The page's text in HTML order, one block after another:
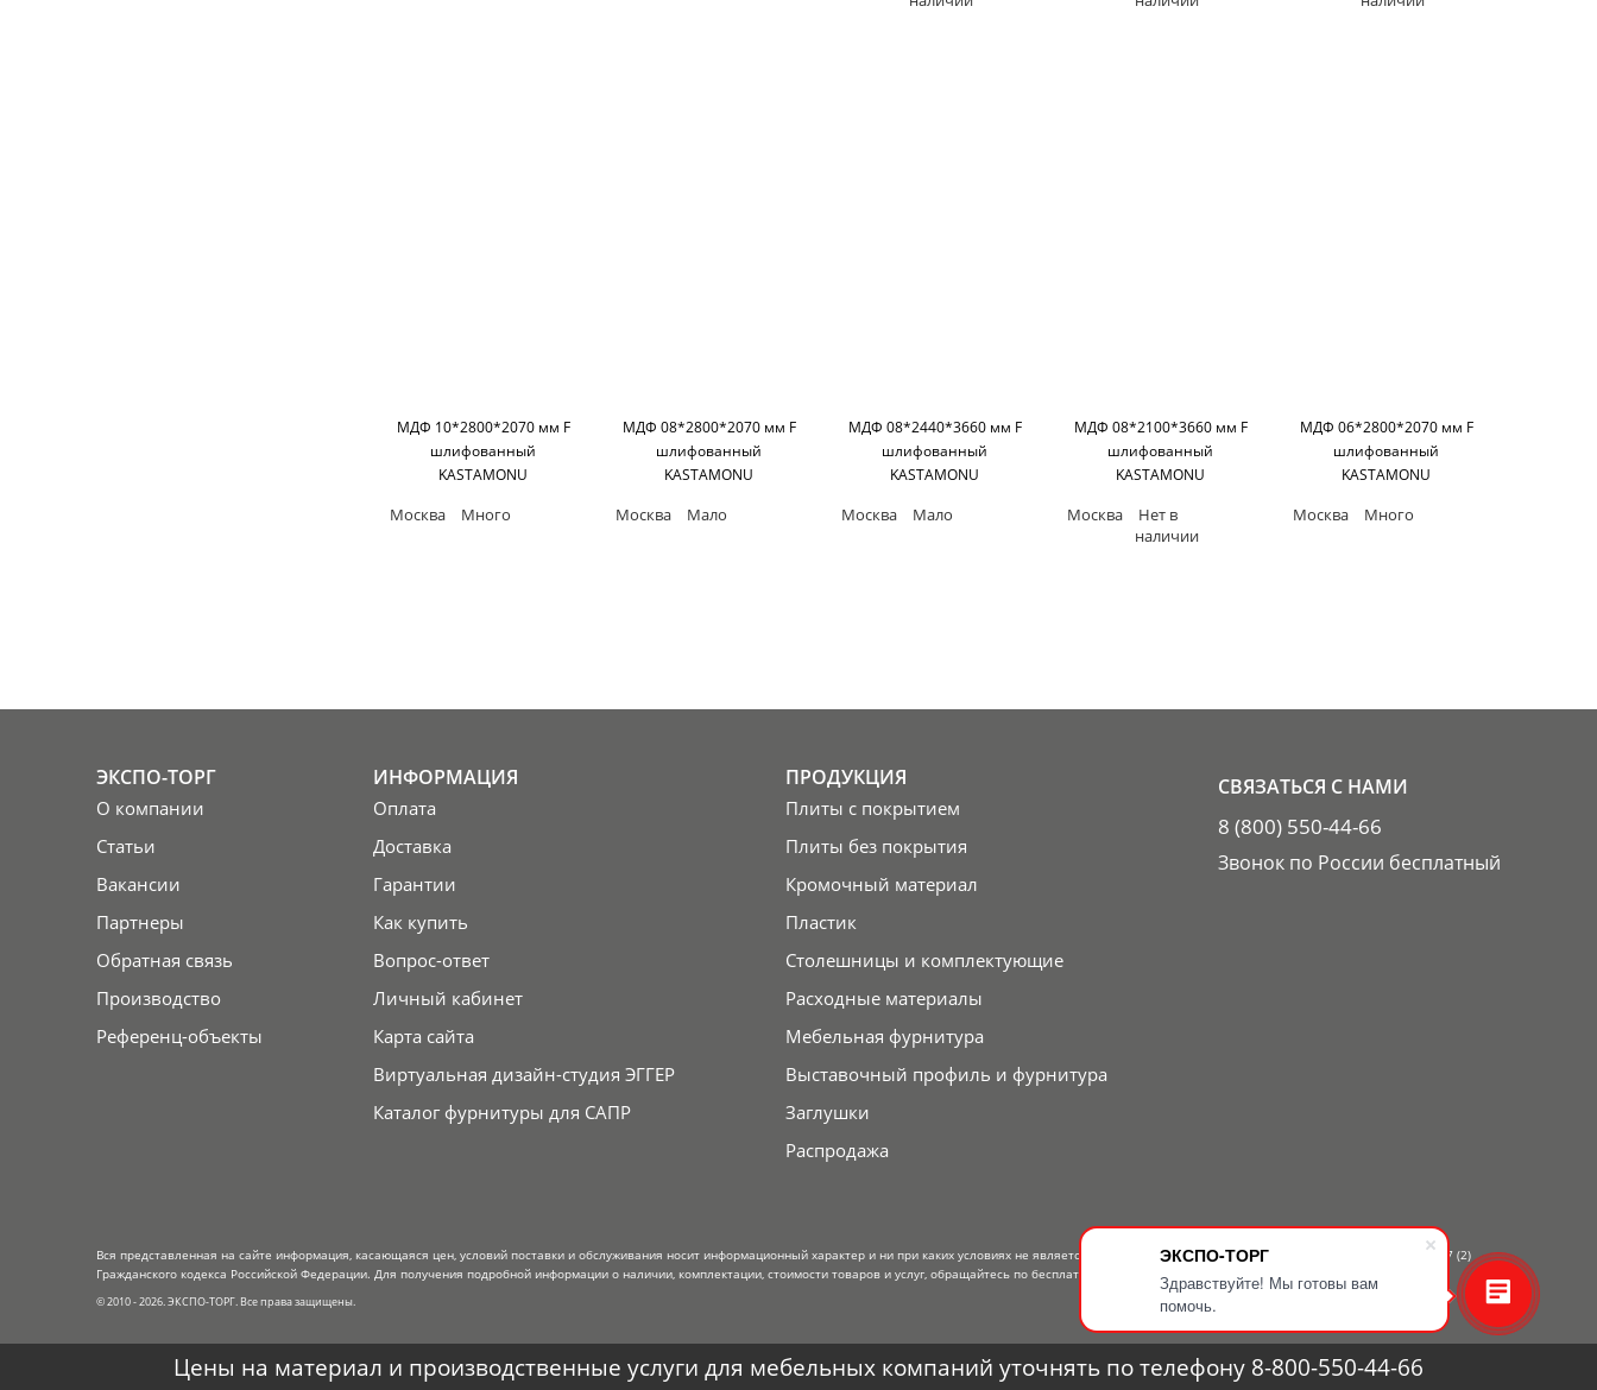
ЭКСПО-ТОРГ
Здравствуйте! Мы готовы вам
помочь.
МДФ 10*2800*2070 мм F
шлифованный
KASTAMONU
Москва Много
МДФ 08*2800*2070 мм F
шлифованный
KASTAMONU
Москва Мало
МДФ 08*2440*3660 мм F
шлифованный
KASTAMONU
Москва Мало
МДФ 08*2100*3660 мм F
шлифованный
KASTAMONU
Москва
Нет в
наличии
МДФ 06*2800*2070 мм F
шлифованный
KASTAMONU
Москва Много
ЭКСПО-ТОРГ
О компании
Статьи
Вакансии
Партнеры
Обратная связь
Производство
Референц-объекты
ИНФОРМАЦИЯ
Оплата
Доставка
Гарантии
Как купить
Вопрос-ответ
Личный кабинет
Карта сайта
Виртуальная дизайн-студия ЭГГЕР
Каталог фурнитуры для САПР
ПРОДУКЦИЯ
Плиты с покрытием
Плиты без покрытия
Кромочный материал
Пластик
Столешницы и комплектующие
Расходные материалы
Мебельная фурнитура
Выставочный профиль и фурнитура
Заглушки
Распродажа
СВЯЗАТЬСЯ С НАМИ
8 (800) 550-44-66
Звонок по России бесплатный
Вся представленная на сайте информация, касающаяся цен, условий поставки и обслуживания носит информационный характер и ни при каких условиях не является публичной офертой, определяемой положениями Статьи 437 (2)
Гражданского кодекса Российской Федерации. Для получения подробной информации о наличии, комплектации, стоимости товаров и услуг, обращайтесь по бесплатному телефону — 8-800-550-44-66.
© 2010 - 2026. ЭКСПО-ТОРГ. Все права защищены.
Цены на материал и производственные услуги для мебельных компаний уточнять по телефону 8-800-550-44-66